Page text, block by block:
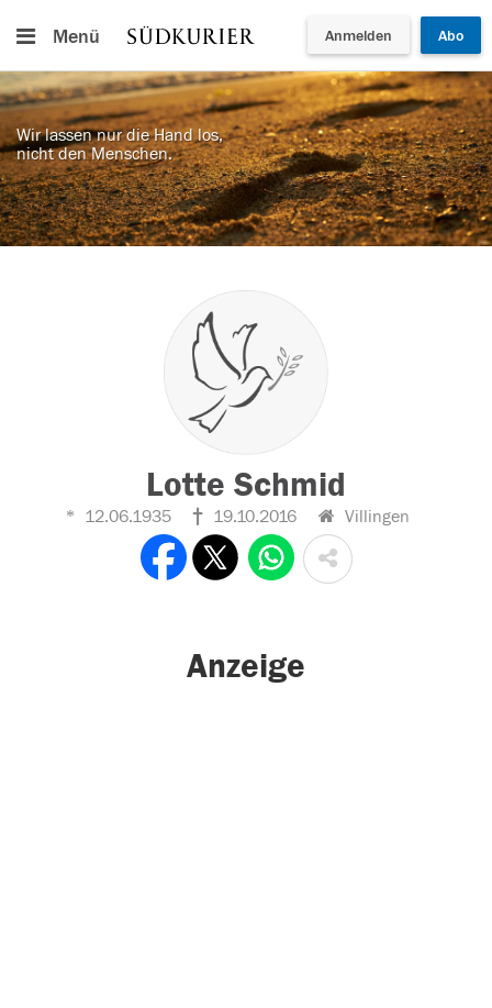
Menü Anmelden Abo
Wir lassen nur die Hand los,
nicht den Menschen.
Lotte Schmid
12.06.1935 19.10.2016 Villingen
Anzeige